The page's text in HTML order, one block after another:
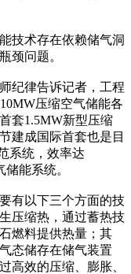
技术存在依赖储气洞
颈问题。
纪律告诉记者，工程
压缩空气储能各
套1.5MW新型压缩
建成国际首套也是目
系统，效率达
能系统。
有以下三个方面的技
压缩热，通过蓄热技
燃料提供热量；其
态储存在储气装置
高效的压缩、膨胀、